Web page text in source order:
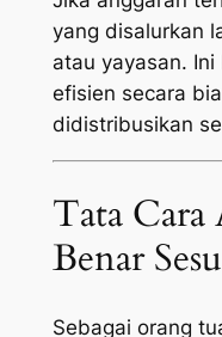
yang disalurkan
atau yayasan.
efisien secara
didistribusikan
Tata
Benar
Sebagai orang